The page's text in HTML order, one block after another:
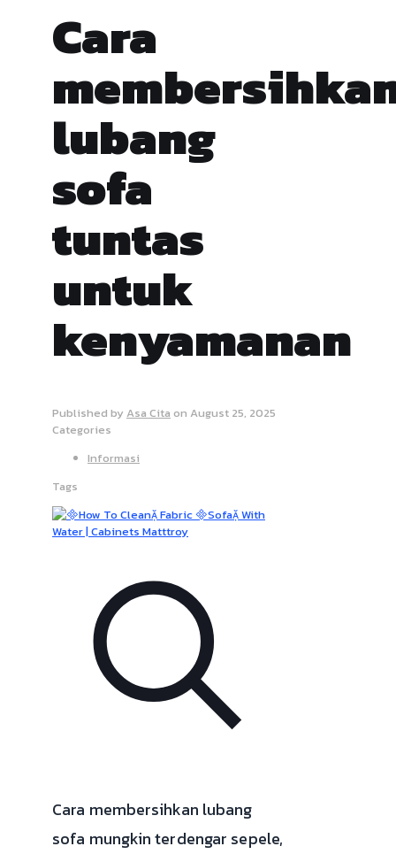
Cara
lubang
sofa
tuntas
untuk
kenyamanan
Published by Asa Cita on August 25, 2025
Categories
Informasi
Tags
Cara membersihkan lubang
sofa mungkin terdengar sepele,